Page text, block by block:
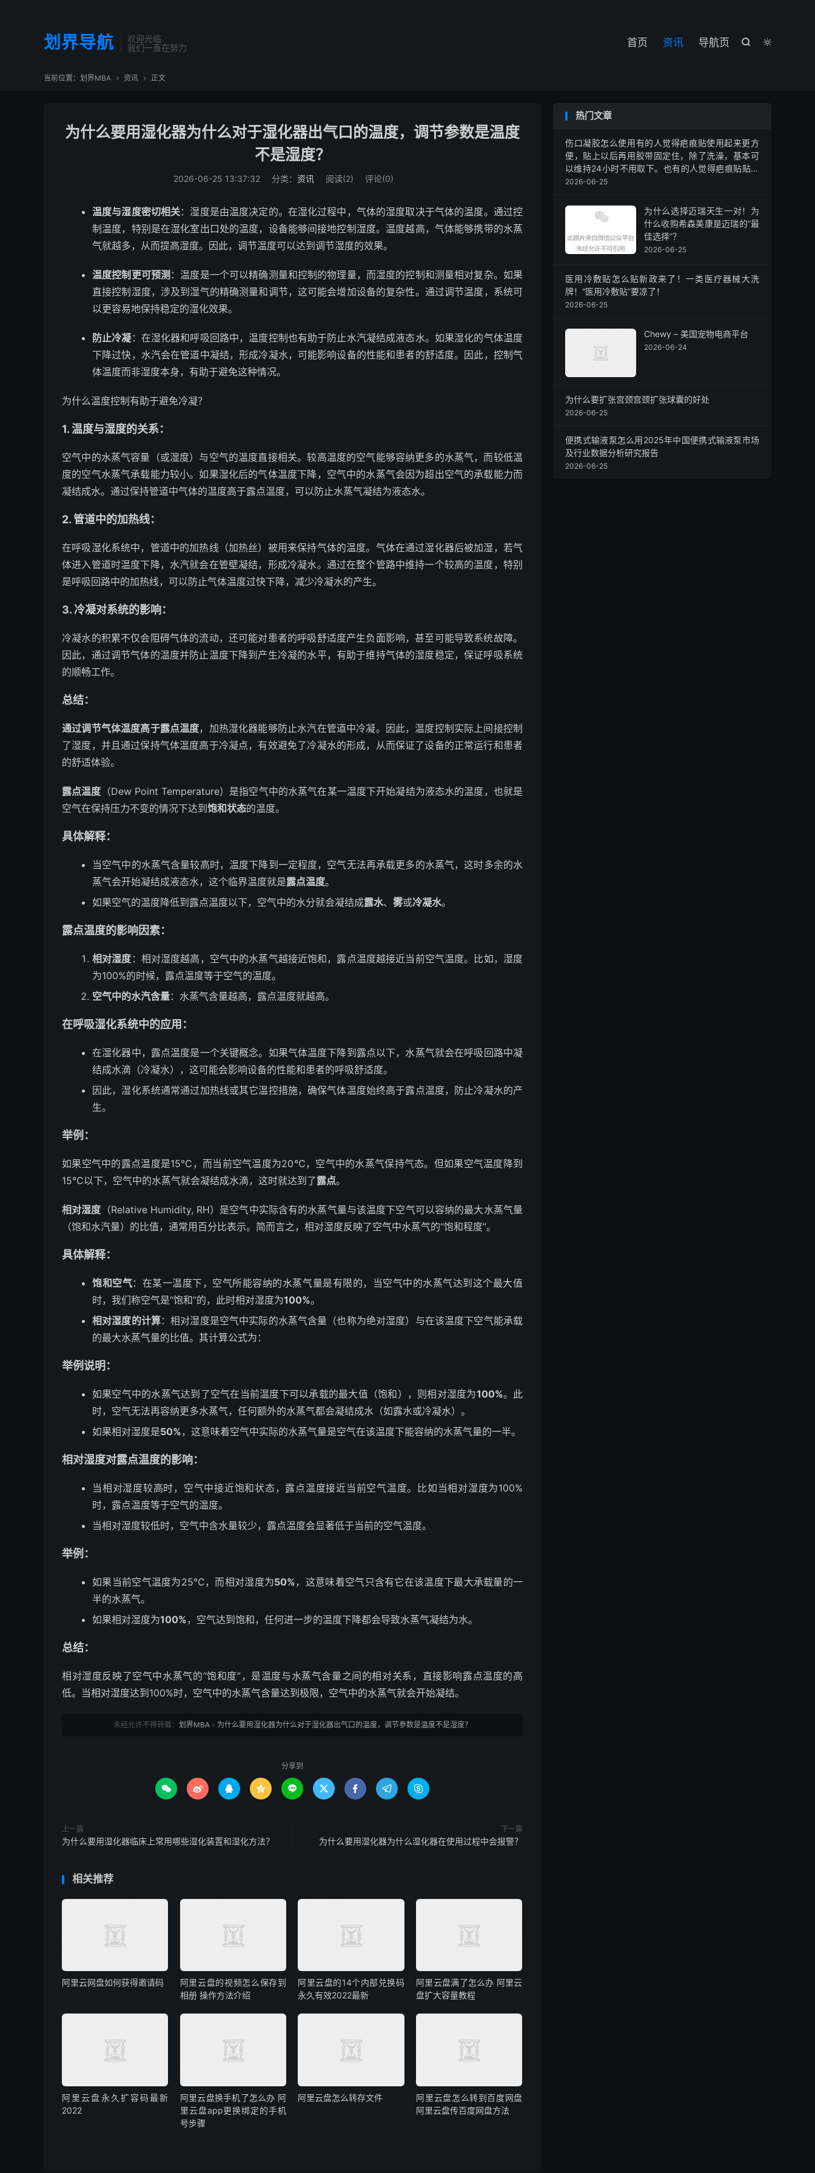
划界导航
欢迎光临
我们一直在努力


首页 资讯 导航页
当前位置： 划界MBA  资讯  正文
为什么要用湿化器为什么对于湿化器出气口的温度，调节参数是温度
不是湿度？
2026-06-25 13:37:32 分类： 资讯 阅读(2) 评论(0)
温度与湿度密切相关：湿度是由温度决定的。在湿化过程中，气体的湿度取决于气体的温度。通过控
制温度，特别是在湿化室出口处的温度，设备能够间接地控制湿度。温度越高，气体能够携带的水蒸
气就越多，从而提高湿度。因此，调节温度可以达到调节湿度的效果。
温度控制更可预测 ：温度是一个可以精确测量和控制的物理量，而湿度的控制和测量相对复杂。如果
直接控制湿度，涉及到湿气的精确测量和调节，这可能会增加设备的复杂性。通过调节温度，系统可
以更容易地保持稳定的湿化效果。
防止冷凝 ：在湿化器和呼吸回路中，温度控制也有助于防止水汽凝结成液态水。如果湿化的气体温度
下降过快，水汽会在管道中凝结，形成冷凝水，可能影响设备的性能和患者的舒适度。因此，控制气
体温度而非湿度本身，有助于避免这种情况。
为什么温度控制有助于避免冷凝？
1.温度与湿度的关系：
空气中的水蒸气容量（或湿度）与空气的温度直接相关。较高温度的空气能够容纳更多的水蒸气，而较低温
度的空气水蒸气承载能力较小。如果湿化后的气体温度下降，空气中的水蒸气会因为超出空气的承载能力而
凝结成水。通过保持管道中气体的温度高于露点温度，可以防止水蒸气凝结为液态水。
2.管道中的加热线：
在呼吸湿化系统中，管道中的加热线（加热丝）被用来保持气体的温度。气体在通过湿化器后被加湿，若气
体进入管道时温度下降，水汽就会在管壁凝结，形成冷凝水。通过在整个管路中维持一个较高的温度，特别
是呼吸回路中的加热线，可以防止气体温度过快下降，减少冷凝水的产生。
3. 冷凝对系统的影响：
冷凝水的积累不仅会阻碍气体的流动，还可能对患者的呼吸舒适度产生负面影响，甚至可能导致系统故障。
因此，通过调节气体的温度并防止温度下降到产生冷凝的水平，有助于维持气体的湿度稳定，保证呼吸系统
的顺畅工作。
总结：
通过调节气体温度高于露点温度，加热湿化器能够防止水汽在管道中冷凝。因此，温度控制实际上间接控制
了湿度，并且通过保持气体温度高于冷凝点，有效避免了冷凝水的形成，从而保证了设备的正常运行和患者
的舒适体验。
露点温度 （Dew Point Temperature）是指空气中的水蒸气在某一温度下开始凝结为液态水的温度，也就是
空气在保持压力不变的情况下达到 饱和状态的温度。
具体解释：
当空气中的水蒸气含量较高时，温度下降到一定程度，空气无法再承载更多的水蒸气，这时多余的水
蒸气会开始凝结成液态水，这个临界温度就是露点温度。
如果空气的温度降低到露点温度以下，空气中的水分就会凝结成露水、 雾或冷凝水。
露点温度的影响因素：
相对湿度 ：相对湿度越高，空气中的水蒸气越接近饱和，露点温度越接近当前空气温度。比如，湿度
为100%的时候，露点温度等于空气的温度。
空气中的水汽含量：水蒸气含量越高，露点温度就越高。
在呼吸湿化系统中的应用：
在湿化器中，露点温度是一个关键概念。如果气体温度下降到露点以下，水蒸气就会在呼吸回路中凝
结成水滴（冷凝水），这可能会影响设备的性能和患者的呼吸舒适度。
因此，湿化系统通常通过加热线或其它温控措施，确保气体温度始终高于露点温度，防止冷凝水的产
生。
举例：
如果空气中的露点温度是15℃，而当前空气温度为20℃，空气中的水蒸气保持气态。但如果空气温度降到
15℃以下，空气中的水蒸气就会凝结成水滴，这时就达到了露点。
相对湿度 （Relative Humidity, RH）是空气中实际含有的水蒸气量与该温度下空气可以容纳的最大水蒸气量
（饱和水汽量）的比值，通常用百分比表示。简而言之，相对湿度反映了空气中水蒸气的“饱和程度”。
具体解释：
饱和空气：在某一温度下，空气所能容纳的水蒸气量是有限的，当空气中的水蒸气达到这个最大值
时，我们称空气是“饱和”的，此时相对湿度为100%。
相对湿度的计算：相对湿度是空气中实际的水蒸气含量（也称为绝对湿度）与在该温度下空气能承载
的最大水蒸气量的比值。其计算公式为：
举例说明：
如果空气中的水蒸气达到了空气在当前温度下可以承载的最大值（饱和），则相对湿度为100%。此
时，空气无法再容纳更多水蒸气，任何额外的水蒸气都会凝结成水（如露水或冷凝水）。
如果相对湿度是50%，这意味着空气中实际的水蒸气量是空气在该温度下能容纳的水蒸气量的一半。
相对湿度对露点温度的影响：
当相对湿度较高时，空气中接近饱和状态，露点温度接近当前空气温度。比如当相对湿度为100%
时，露点温度等于空气的温度。
当相对湿度较低时，空气中含水量较少，露点温度会显著低于当前的空气温度。
举例：
如果当前空气温度为25°C，而相对湿度为50%，这意味着空气只含有它在该温度下最大承载量的一
半的水蒸气。
如果相对湿度为100%，空气达到饱和，任何进一步的温度下降都会导致水蒸气凝结为水。
总结：
相对湿度反映了空气中水蒸气的“饱和度”，是温度与水蒸气含量之间的相对关系，直接影响露点温度的高
低。当相对湿度达到100%时，空气中的水蒸气含量达到极限，空气中的水蒸气就会开始凝结。
未经允许不得转载： 划界MBA» 为什么要用湿化器为什么对于湿化器出气口的温度，调节参数是温度不是湿度？
分享到
        
上一篇
为什么要用湿化器临床上常用哪些湿化装置和湿化方法？
下一篇
为什么要用湿化器为什么湿化器在使用过程中会报警？
相关推荐
阿里云网盘如何获得邀请码
阿里云盘的视频怎么保存到
相册 操作方法介绍
阿里云盘的14个内部兑换码
永久有效2022最新
阿里云盘满了怎么办 阿里云
盘扩大容量教程
阿里云盘永久扩容码最新
2022
阿里云盘换手机了怎么办 阿
里云盘app更换绑定的手机
号步骤
阿里云盘怎么转存文件
阿里云盘怎么转到百度网盘
阿里云盘传百度网盘方法
热门文章
伤口凝胶怎么使用有的人觉得疤痕贴使用起来更方
便，贴上以后再用胶带固定住，除了洗澡，基本可
以维持24小时不用取下。也有的人觉得疤痕贴贴不
住容易脱落，那么可以选择疤痕凝胶，涂抹待干燥
了。你可以选择任意一种你觉得方便使用的抗疤痕
药物（但必须是正规的）。
2026-06-25
为什么选择迈瑞天生一对！为
什么收购希森美康是迈瑞的“最
佳选择”？
2026-06-25
医用冷敷贴怎么贴新政来了！一类医疗器械大洗
牌！“医用冷敷贴”要凉了！
2026-06-25
Chewy – 美国宠物电商平台
2026-06-24
为什么要扩张宫颈​宫颈扩张球囊的好处
2026-06-25
便携式输液泵怎么用2025年中国便携式输液泵市场
及行业数据分析研究报告
2026-06-25